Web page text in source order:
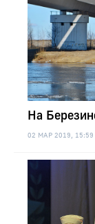
На
02 МАР 2019, 15:59